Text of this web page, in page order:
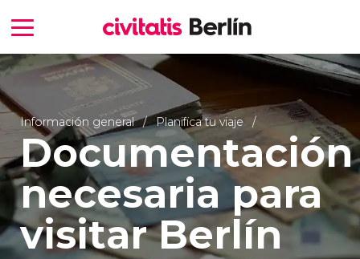
Información general Planifica tu viaje
Documentación
necesaria para
visitar Berlín